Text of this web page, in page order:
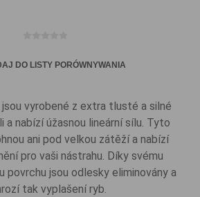
DO LISTY PORÓWNYWANIA
jsou vyrobené z extra tlusté a silné
a nabízí úžasnou lineární sílu. Tyto
ani pod velkou zátěží a nabízí
pro vaši nástrahu. Díky svému
povrchu jsou odlesky eliminovány a
tak vyplašení ryb.